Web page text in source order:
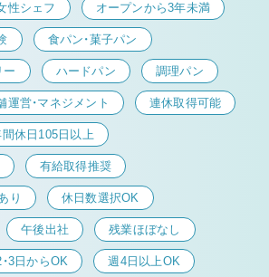
性シェフ オープンから3年未満
食パン・菓子パン
ー ハードパン 調理パン
運営・マネジメント 連休取得可能
間休日105日以上
有給取得推奨
り 休日数選択OK
午後出社 残業ほぼなし
3日からOK 週4日以上OK